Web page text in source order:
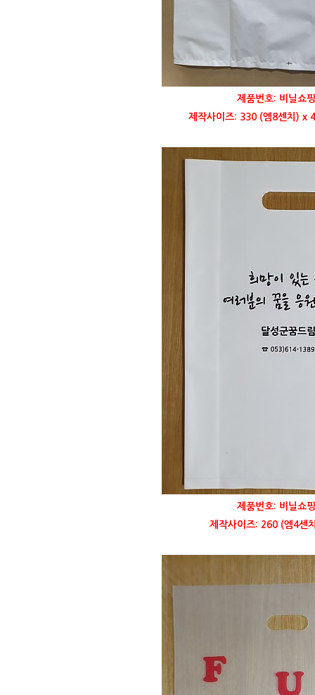
제품번호: 비닐쇼
제작사이즈: 330 (엠8센치) x
제품번호: 비닐쇼
제작사이즈: 260 (엠4센